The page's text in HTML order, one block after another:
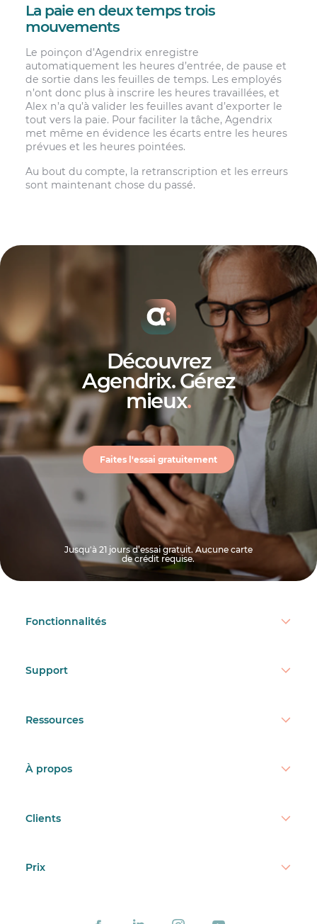
La paie en deux temps trois
mouvements
Le poinçon d’Agendrix enregistre
automatiquement les heures d’entrée, de pause et
de sortie dans les feuilles de temps. Les employés
n’ont donc plus à inscrire les heures travaillées, et
Alex n’a qu’à valider les feuilles avant d’exporter le
tout vers la paie. Pour faciliter la tâche, Agendrix
met même en évidence les écarts entre les heures
prévues et les heures pointées.
Au bout du compte, la retranscription et les erreurs
sont maintenant chose du passé.
Découvrez
Agendrix. Gérez
mieux.
Faites l'essai gratuitement
Jusqu'à 21 jours d’essai gratuit. Aucune carte
de crédit requise.
Fonctionnalités
Support
Ressources
À propos
Clients
Prix